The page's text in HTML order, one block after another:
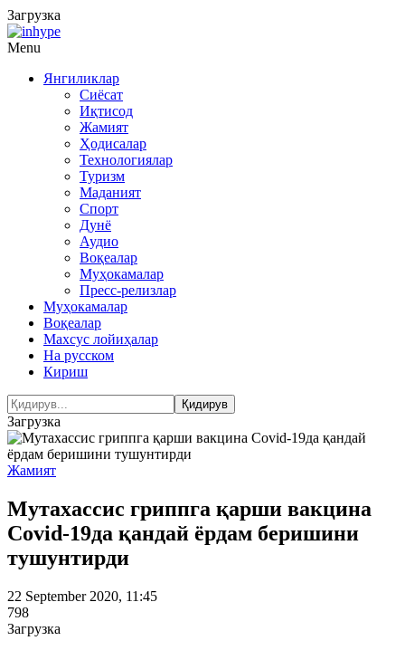
Загрузка
Menu
Янгиликлар
Сиёсат
Иқтисод
Жамият
Ҳодисалар
Технологиялар
Туризм
Маданият
Спорт
Дунё
Аудио
Воқеалар
Муҳокамалар
Пресс-релизлар
Муҳокамалар
Воқеалар
Махсус лойиҳалар
На русском
Кириш
Загрузка
Жамият
Мутахассис гриппга қарши вакцина
Covid-19да қандай ёрдам беришини
тушунтирди
22 September 2020, 11:45
798
Загрузка